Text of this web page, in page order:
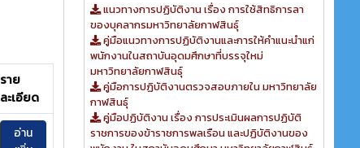
ราย
ละเอียด
อ่าน
แนวทางการปฏิบัติงาน เรื่อง การใช้สิทธิการลา
ของบุคลากรมหาวิทยาลัยกาฬสินธุ์
คู่มือแนวทางการปฏิบัติงานและการให้คำแนะนำแก่
พนักงานในสถาบันอุดมศึกษาที่บรรจุใหม่
มหาวิทยาลัยกาฬสินธุ์
คู่มือการปฏิบัติงานตรวจสอบภายใน มหาวิทยาลัย
กาฬสินธุ์
คู่มือปฏิบัติงาน เรื่อง การประเมินผลการปฏิบัติ
ราชการของข้าราชการพลเรือน และปฏิบัติงานของ